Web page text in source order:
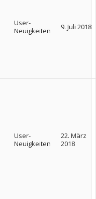
User-
Neuigkeiten
9. Juli 2018
User-
Neuigkeiten
22. März
2018